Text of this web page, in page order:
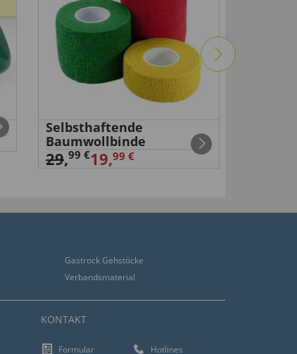
Selbsthaftende
Baumwollbinde
29,99 €19,99 €
Gastrock Gehstöcke
Verbandsmaterial
KONTAKT
Formular
Hotlines